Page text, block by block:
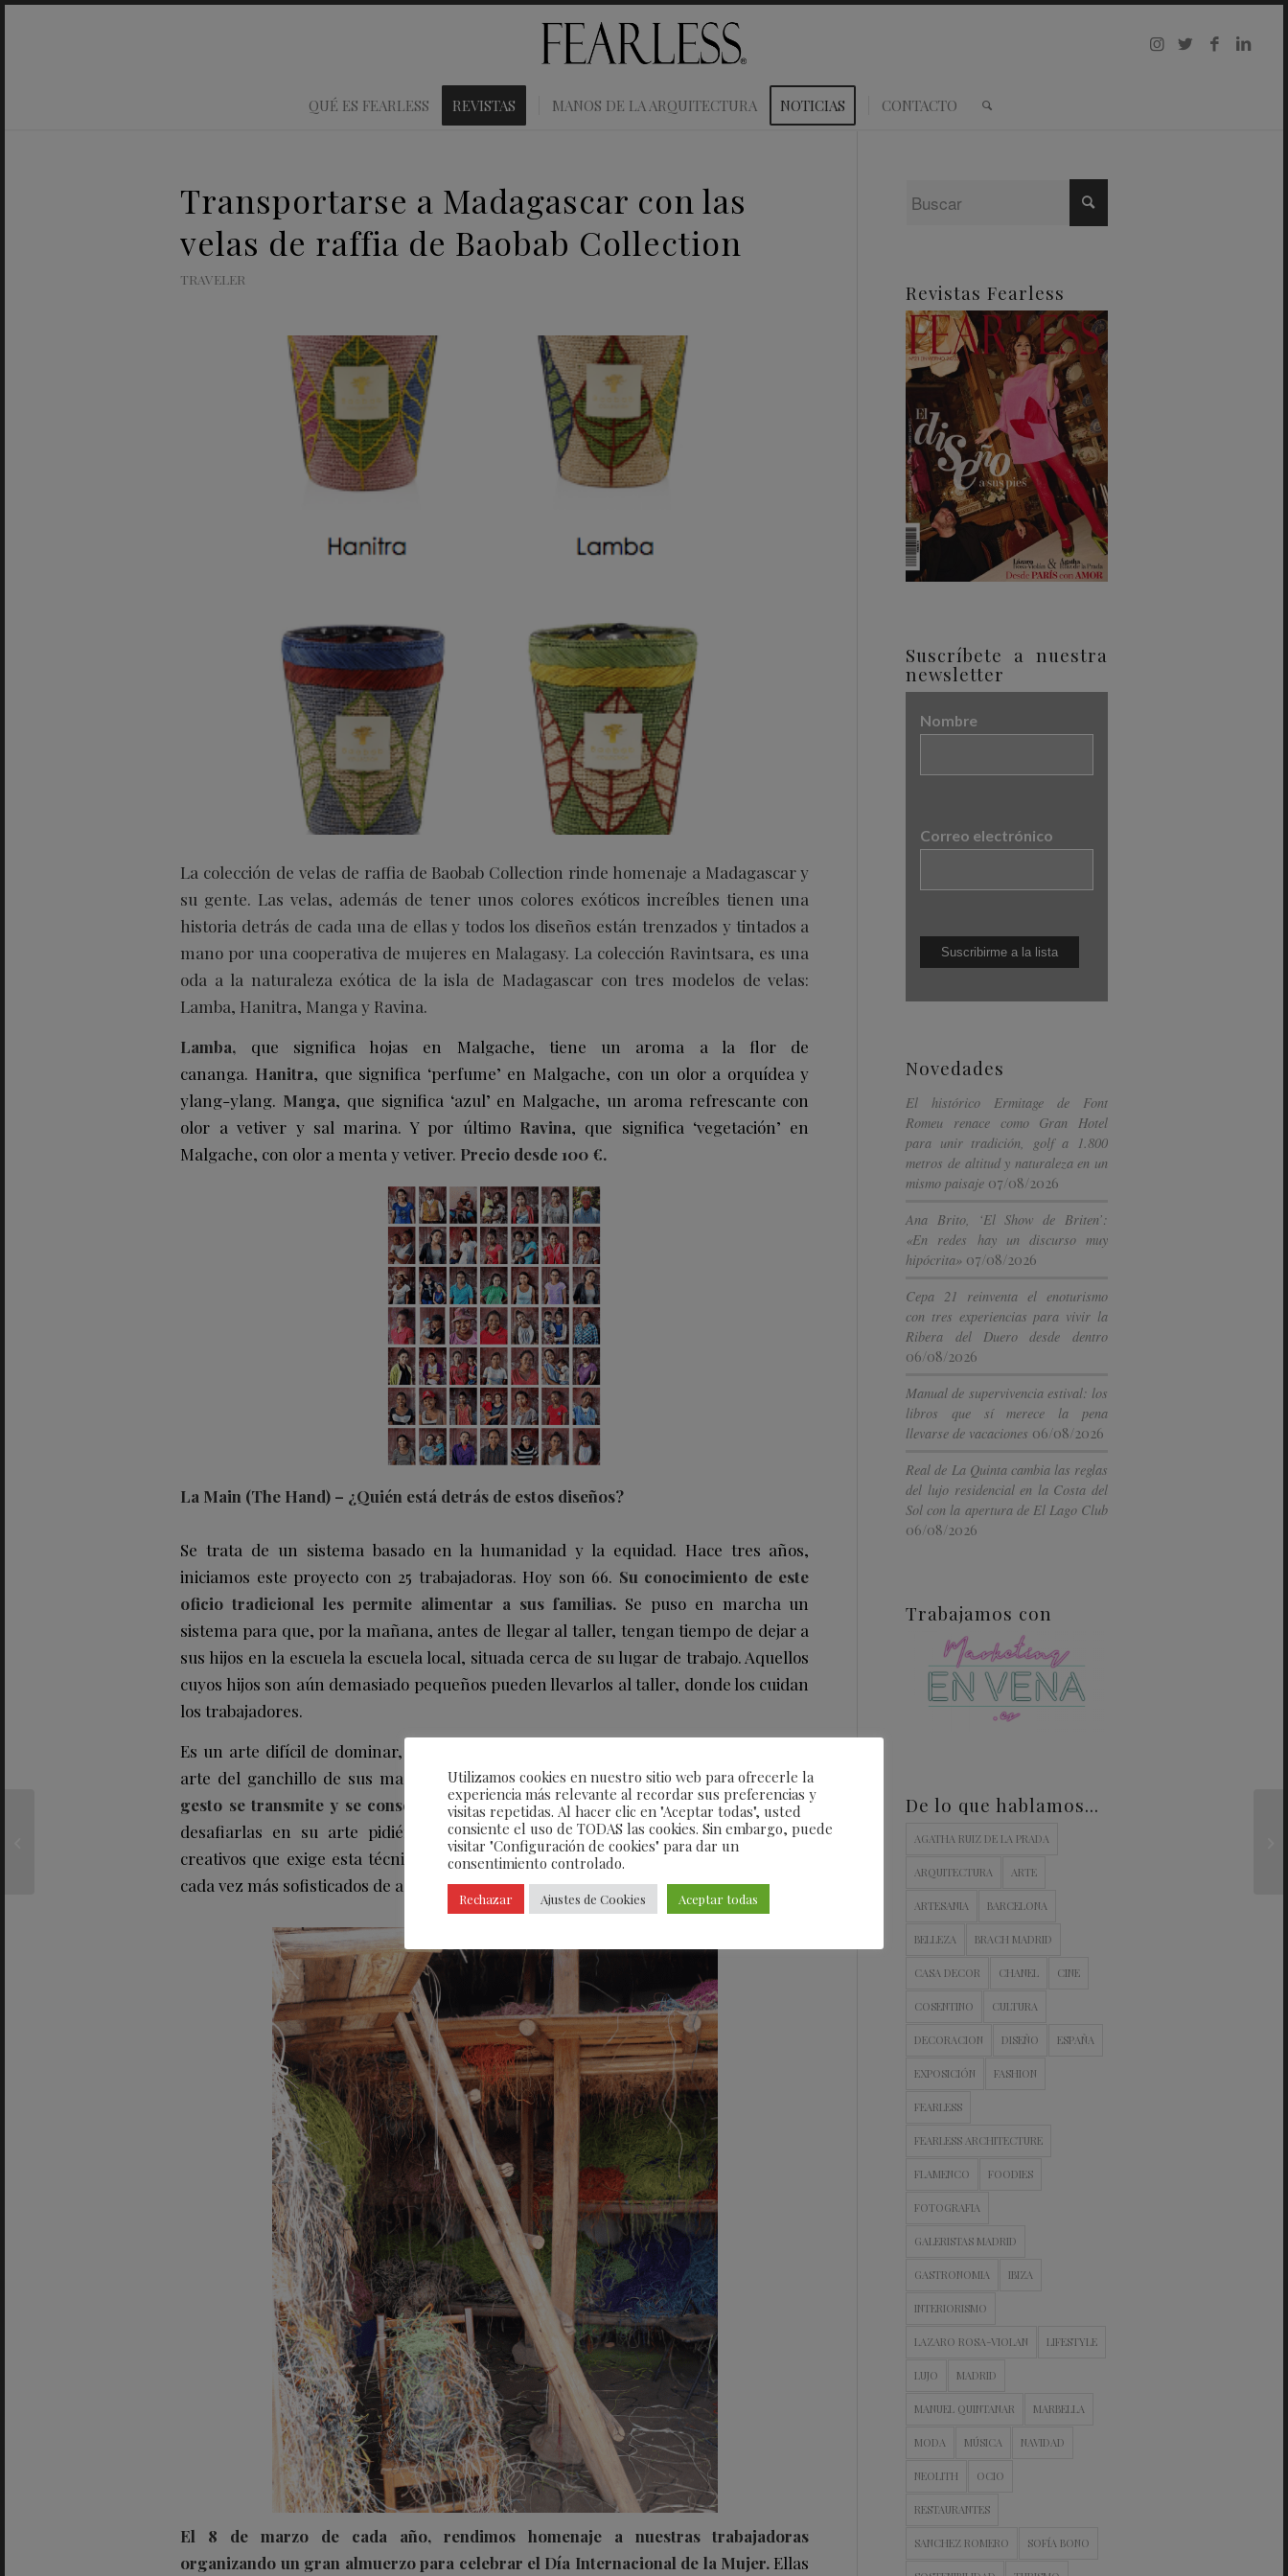
QUÉ ES FEARLESS REVISTAS MANOS DE LA ARQUITECTURA NOTICIAS CONTACTO
Transportarse a Madagascar con las
velas de raffia de Baobab Collection
TRAVELER
La colección de velas de raffia de Baobab Collection rinde homenaje a Madagascar y
su gente. Las velas, además de tener unos colores exóticos increíbles tienen una
historia detrás de cada una de ellas y todos los diseños están trenzados y tintados a
mano por una cooperativa de mujeres en Malagasy. La colección Ravintsara, es una
oda a la naturaleza exótica de la isla de Madagascar con tres modelos de velas:
Lamba, Hanitra, Manga y Ravina.
Lamba, que significa hojas en Malgache, tiene un aroma a la flor de
cananga. Hanitra, que significa ‘perfume’ en Malgache, con un olor a orquídea y
ylang-ylang. Manga, que significa ‘azul’ en Malgache, un aroma refrescante con
olor a vetiver y sal marina. Y por último Ravina, que significa ‘vegetación’ en
Malgache, con olor a menta y vetiver. Precio desde 100 €.
La Main (The Hand) – ¿Quién está detrás de estos diseños?
Se trata de un sistema basado en la humanidad y la equidad. Hace tres años,
iniciamos este proyecto con 25 trabajadoras. Hoy son 66. Su conocimiento de este
oficio tradicional les permite alimentar a sus familias.Se puso en marcha un
sistema para que, por la mañana, antes de llegar al taller, tengan tiempo de dejar a
sus hijos en la escuela la escuela local, situada cerca de su lugar de trabajo. Aquellos
cuyos hijos son aún demasiado pequeños pueden llevarlos al taller, donde los cuidan
los trabajadores.
Es un arte difícil de dominar, la mayoría de estas mujeres reciben formación en el
arte del ganchillo de sus madres o abuelas.De una generación a la siguiente, el
gesto se transmite y se conserva con una pericia impecable. Nos esforzamos por
desafiarlas en su arte pidiéndoles que sigan los estrictos y complejos códigos
creativos que exige esta técnica al tejer a ganchillo y trasladar al material diseños
cada vez más sofisticados de acuerdo con el tema de cada colección.
El 8 de marzo de cada año, rendimos homenaje a nuestras trabajadoras
organizando un gran almuerzo para celebrar el Día Internacional de la Mujer. Ellas
Revistas Fearless
Suscríbete a nuestra
newsletter
Nombre
Correo electrónico
Novedades
El histórico Ermitage de Font
Romeu renace como Gran Hotel
para unir tradición, golf a 1.800
metros de altitud y naturaleza en un
mismo paisaje 07/08/2026
Ana Brito, ‘El Show de Briten’:
«En redes hay un discurso muy
hipócrita» 07/08/2026
Cepa 21 reinventa el enoturismo
con tres experiencias para vivir la
Ribera del Duero desde dentro
06/08/2026
Manual de supervivencia estival: los
libros que sí merece la pena
llevarse de vacaciones 06/08/2026
Real de La Quinta cambia las reglas
del lujo residencial en la Costa del
Sol con la apertura de El Lago Club
06/08/2026
Trabajamos con
De lo que hablamos…
AGATHA RUIZ DE LA PRADA
ARQUITECTURA ARTE
ARTESANIA BARCELONA
BELLEZA BRACH MADRID
CASA DECOR CHANEL CINE
COSENTINO CULTURA
DECORACION DISEÑO ESPAÑA
EXPOSICIÓN FASHION
FEARLESS
FEARLESS ARCHITECTURE
FLAMENCO FOODIES
FOTOGRAFIA
GALERISTAS MADRID
GASTRONOMIA IBIZA
INTERIORISMO
LAZARO ROSA-VIOLAN LIFESTYLE
LUJO MADRID
MANUEL QUINTANAR MARBELLA
MODA MÚSICA NAVIDAD
NEOLITH OCIO
RESTAURANTES
SANCHEZ ROMERO SOFÍA BONO
Utilizamos cookies en nuestro sitio web para ofrecerle la
experiencia más relevante al recordar sus preferencias y
visitas repetidas. Al hacer clic en "Aceptar todas", usted
consiente el uso de TODAS las cookies. Sin embargo, puede
visitar "Configuración de cookies" para dar un
consentimiento controlado.
Rechazar Ajustes de Cookies Aceptar todas